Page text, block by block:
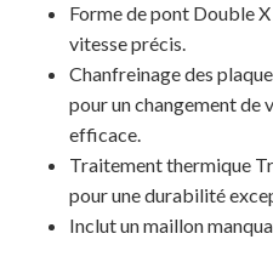
Forme de pont Double
vitesse précis.
Chanfreinage des
pour un changement de
efficace.
Traitement thermique
pour une durabilité
Inclut un maillon